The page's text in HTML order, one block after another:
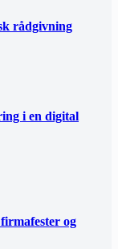
rådgivning
i en digital
og